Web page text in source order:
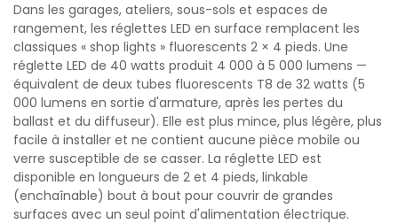
Dans les garages, ateliers, sous-sols et espaces de
rangement, les réglettes LED en surface remplacent les
classiques « shop lights » fluorescents 2 × 4 pieds. Une
réglette LED de 40 watts produit 4 000 à 5 000 lumens —
équivalent de deux tubes fluorescents T8 de 32 watts (5
000 lumens en sortie d'armature, après les pertes du
ballast et du diffuseur). Elle est plus mince, plus légère, plus
facile à installer et ne contient aucune pièce mobile ou
verre susceptible de se casser. La réglette LED est
disponible en longueurs de 2 et 4 pieds, linkable
(enchaînable) bout à bout pour couvrir de grandes
surfaces avec un seul point d'alimentation électrique.